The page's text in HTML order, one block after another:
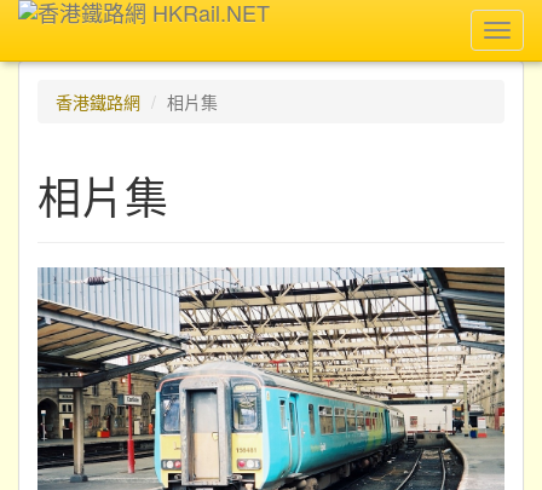
香港鐵路網
相片集
相片集